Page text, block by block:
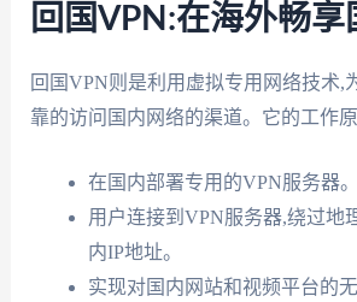
回国VPN:在海外畅享
回国VPN则是利用虚拟专用网络技术,
靠的访问国内网络的渠道。它的工作
在国内部署专用的VPN服务器。
用户连接到VPN服务器,绕过地
内IP地址。
实现对国内网站和视频平台的